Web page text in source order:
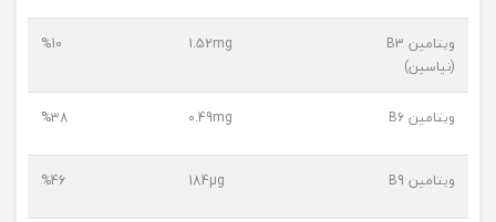
ویتامین B3
(نیاسین)
1.52mg
%10
ویتامین B6 0.49mg
%38
ویتامین B9 184µg
%46